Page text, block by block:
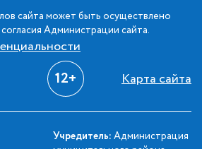
сайта может быть осуществлено
Администрации сайта.
12+ Карта сайта
Учредитель: Администрация